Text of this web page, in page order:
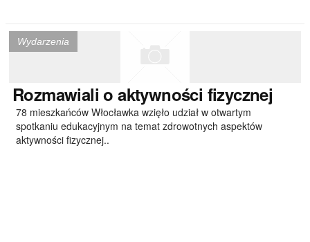
Wydarzenia
Rozmawiali o aktywności fizycznej
78 mieszkańców Włocławka wzięło udział w otwartym
spotkaniu edukacyjnym na temat zdrowotnych aspektów
aktywności fizycznej..